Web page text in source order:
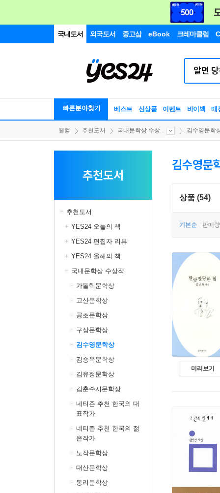
국내도서 외국도서 중고샵 eBook 크레마클럽
빠른분야찾기 베스트 신상품 이벤트 바이백 매
웰컴 추천도서 국내문학상 수상... 김수영문학
추천도서
추천도서
YES24 오늘의 책
YES24 편집자 리뷰
YES24 올해의 책
국내문학상 수상작
가톨릭문학상
고산문학상
공초문학상
구상문학상
김수영문학상
김승옥문학상
김유정문학상
김춘수시문학상
네티즌 추천 한국의 대
표작가
네티즌 추천 한국의 젊
은작가
노작문학상
대산문학상
동리문학상
김수영문
상품 (54)
기본순 판매
미리보기